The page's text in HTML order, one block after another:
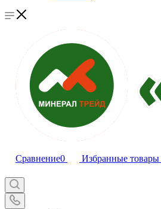
Сравнение0 Избранные товары